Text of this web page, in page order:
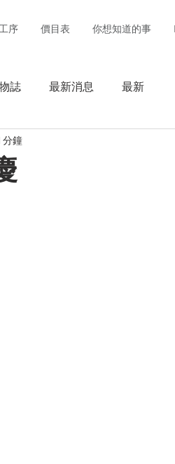
序 價目表 你想知道的事
誌 最新消息 最新
分鐘